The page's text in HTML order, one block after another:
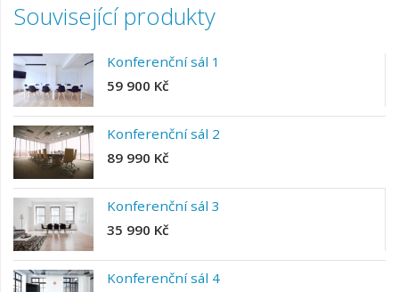
Související produkty
Konferenční sál 1
59 900 Kč
Konferenční sál 2
89 990 Kč
Konferenční sál 3
35 990 Kč
Konferenční sál 4